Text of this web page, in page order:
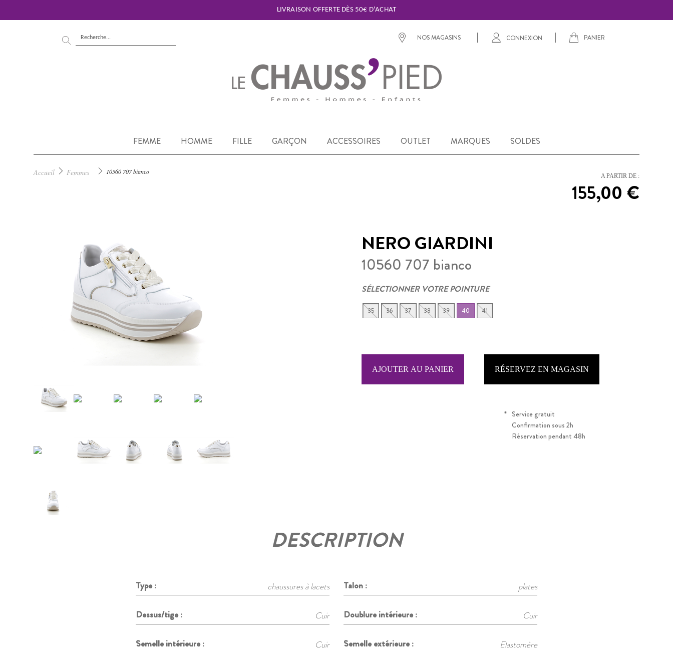
LIVRAISON OFFERTE DÈS 50€ D'ACHAT
NOS MAGASINS CONNEXION PANIER
FEMME HOMME FILLE GARÇON ACCESSOIRES OUTLET MARQUES SOLDES
Accueil Femmes 10560 707 bianco
NERO GIARDINI
10560 707 bianco
SÉLECTIONNER VOTRE POINTURE
35 36 37 38 39 40 41
RÉSERVEZ EN MAGASIN
* Service gratuit
Confirmation sous 2h
Réservation pendant 48h
A PARTIR DE :
155,00 €
DESCRIPTION
Type : chaussures à lacets Talon : plates
Dessus/tige : Cuir Doublure intérieure : Cuir
Semelle intérieure : Cuir Semelle extérieure : Elastomère